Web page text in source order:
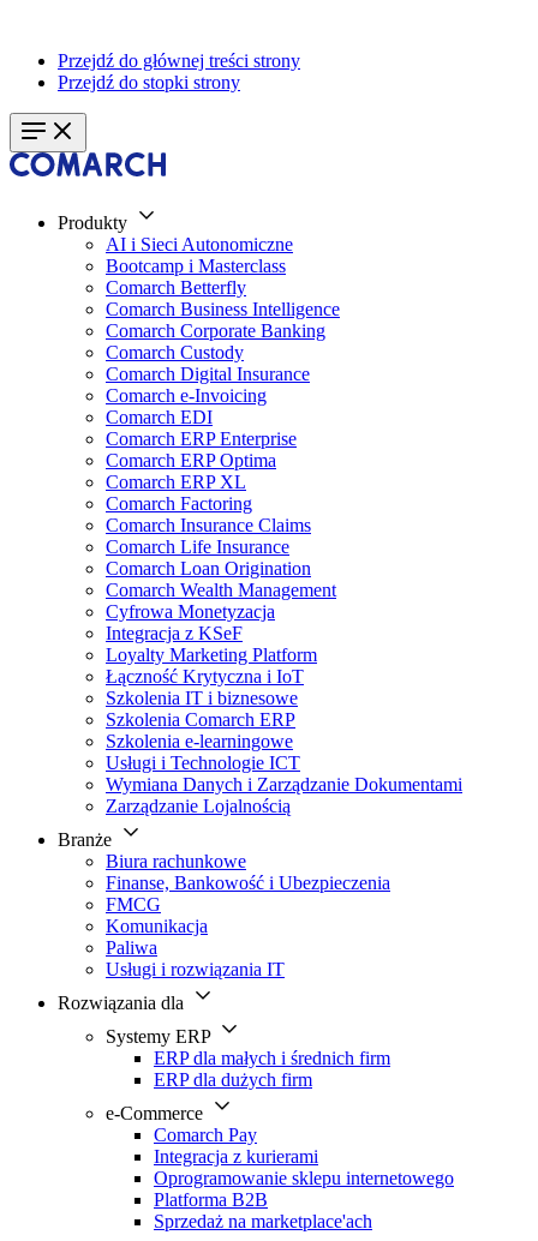
Przejdź do głównej treści strony
Przejdź do stopki strony
Produkty
AI i Sieci Autonomiczne
Bootcamp i Masterclass
Comarch Betterfly
Comarch Business Intelligence
Comarch Corporate Banking
Comarch Custody
Comarch Digital Insurance
Comarch e-Invoicing
Comarch EDI
Comarch ERP Enterprise
Comarch ERP Optima
Comarch ERP XL
Comarch Factoring
Comarch Insurance Claims
Comarch Life Insurance
Comarch Loan Origination
Comarch Wealth Management
Cyfrowa Monetyzacja
Integracja z KSeF
Loyalty Marketing Platform
Łączność Krytyczna i IoT
Szkolenia IT i biznesowe
Szkolenia Comarch ERP
Szkolenia e-learningowe
Usługi i Technologie ICT
Wymiana Danych i Zarządzanie Dokumentami
Zarządzanie Lojalnością
Branże
Biura rachunkowe
Finanse, Bankowość i Ubezpieczenia
FMCG
Komunikacja
Paliwa
Usługi i rozwiązania IT
Rozwiązania dla
Systemy ERP
ERP dla małych i średnich firm
ERP dla dużych firm
e-Commerce
Comarch Pay
Integracja z kurierami
Oprogramowanie sklepu internetowego
Platforma B2B
Sprzedaż na marketplace'ach